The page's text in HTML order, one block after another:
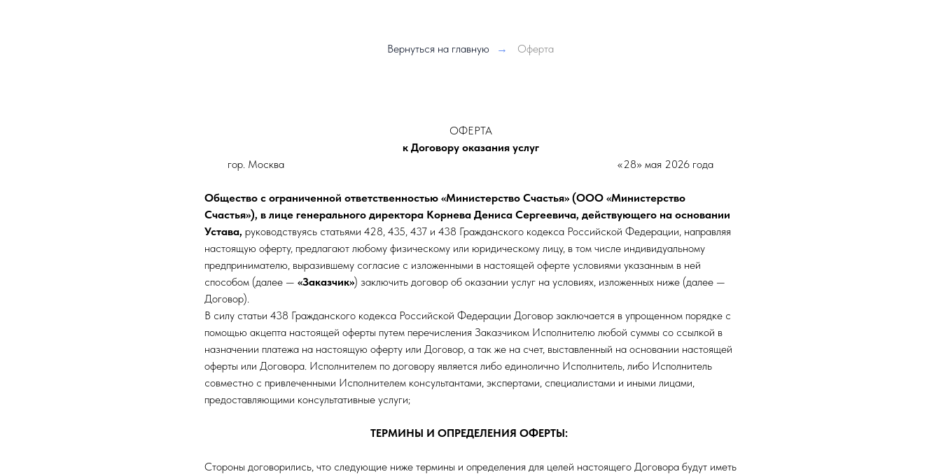
Вернуться на главную → Оферта
ОФЕРТА
к Договору оказания услуг
гор. Москва «28» мая 2026 года
Общество с ограниченной ответственностью «Министерство Счастья» (ООО «Министерство
Счастья»), в лице генерального директора Корнева Дениса Сергеевича, действующего на основании
Устава, руководствуясь статьями 428, 435, 437 и 438 Гражданского кодекса Российской Федерации, направляя
настоящую оферту, предлагают любому физическому или юридическому лицу, в том числе индивидуальному
предпринимателю, выразившему согласие с изложенными в настоящей оферте условиями указанным в ней
способом (далее — «Заказчик») заключить договор об оказании услуг на условиях, изложенных ниже (далее —
Договор).
В силу статьи 438 Гражданского кодекса Российской Федерации Договор заключается в упрощенном порядке с
помощью акцепта настоящей оферты путем перечисления Заказчиком Исполнителю любой суммы со ссылкой в
назначении платежа на настоящую оферту или Договор, а так же на счет, выставленный на основании настоящей
оферты или Договора. Исполнителем по договору является либо единолично Исполнитель, либо Исполнитель
совместно с привлеченными Исполнителем консультантами, экспертами, специалистами и иными лицами,
предоставляющими консультативные услуги;
ТЕРМИНЫ И ОПРЕДЕЛЕНИЯ ОФЕРТЫ:
Стороны договорились, что следующие ниже термины и определения для целей настоящего Договора будут иметь